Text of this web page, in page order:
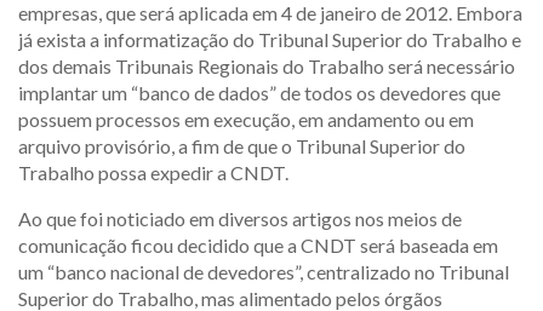
empresas, que será aplicada em 4 de janeiro de 2012. Embora
já exista a informatização do Tribunal Superior do Trabalho e
dos demais Tribunais Regionais do Trabalho será necessário
implantar um “banco de dados” de todos os devedores que
possuem processos em execução, em andamento ou em
arquivo provisório, a fim de que o Tribunal Superior do
Trabalho possa expedir a CNDT.
Ao que foi noticiado em diversos artigos nos meios de
comunicação ficou decidido que a CNDT será baseada em
um “banco nacional de devedores”, centralizado no Tribunal
Superior do Trabalho, mas alimentado pelos órgãos